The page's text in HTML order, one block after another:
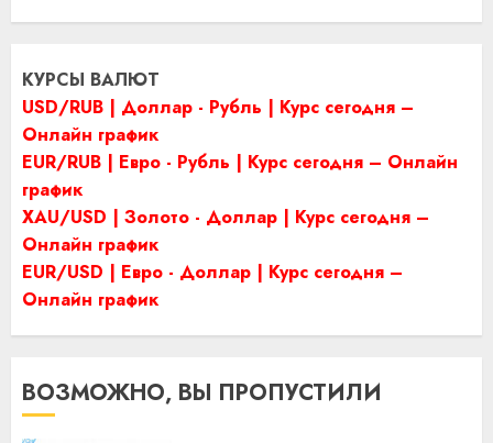
КУРСЫ ВАЛЮТ
USD/RUB | Доллар - Рубль | Курс сегодня –
Онлайн график
EUR/RUB | Евро - Рубль | Курс сегодня – Онлайн
график
XAU/USD | Золото - Доллар | Курс сегодня –
Онлайн график
EUR/USD | Евро - Доллар | Курс сегодня –
Онлайн график
ВОЗМОЖНО, ВЫ ПРОПУСТИЛИ